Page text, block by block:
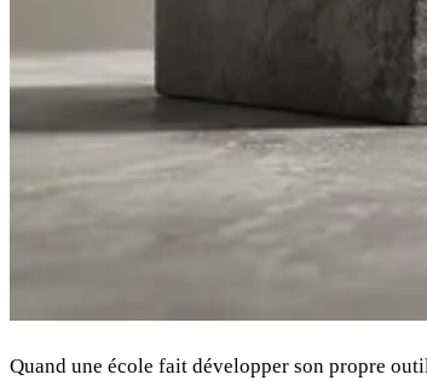
Quand une école fait développer son propre